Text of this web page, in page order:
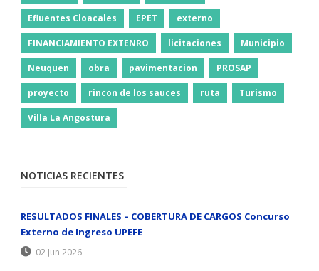
Efluentes Cloacales EPET externo
FINANCIAMIENTO EXTENRO licitaciones Municipio
Neuquen obra pavimentacion PROSAP
proyecto rincon de los sauces ruta Turismo
Villa La Angostura
NOTICIAS RECIENTES
RESULTADOS FINALES – COBERTURA DE CARGOS Concurso
Externo de Ingreso UPEFE
02 Jun 2026